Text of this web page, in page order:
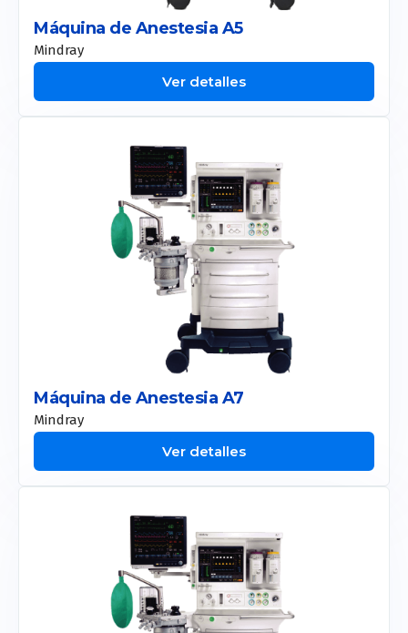
Allurion
Apolex Tite
Máquina de Anestesia A5
Mindray
Ver detalles
Máquina de Anestesia A7
Mindray
Ver detalles